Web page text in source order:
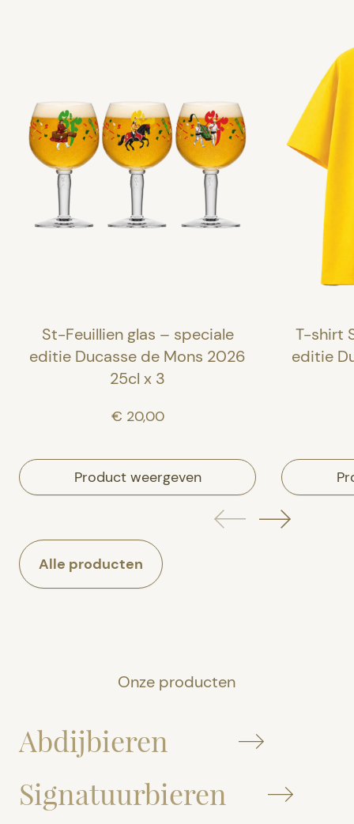
St-Feuillien glas – speciale
editie Ducasse de Mons 2026
25cl x 3
€ 20,00
Product weergeven
T-shirt
editie
Alle producten
Onze producten
Abdijbieren
Signatuurbieren